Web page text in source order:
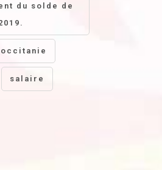
du solde de
occitanie
salaire